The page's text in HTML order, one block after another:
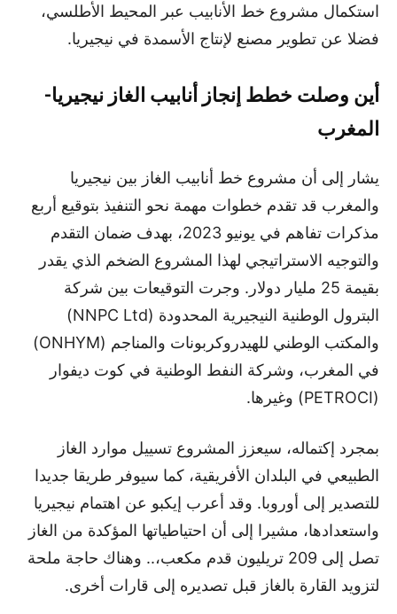
استكمال مشروع خط الأنابيب عبر المحيط الأطلسي،
فضلا عن تطوير مصنع لإنتاج الأسمدة في نيجيريا.
أين وصلت خطط إنجاز أنابيب الغاز نيجيريا-
المغرب
يشار إلى أن مشروع خط أنابيب الغاز بين نيجيريا
والمغرب قد تقدم خطوات مهمة نحو التنفيذ بتوقيع أربع
مذكرات تفاهم في يونيو 2023، بهدف ضمان التقدم
والتوجيه الاستراتيجي لهذا المشروع الضخم الذي يقدر
بقيمة 25 مليار دولار. وجرت التوقيعات بين شركة
البترول الوطنية النيجيرية المحدودة (NNPC Ltd)
والمكتب الوطني للهيدروكربونات والمناجم (ONHYM)
في المغرب، وشركة النفط الوطنية في كوت ديفوار
(PETROCI) وغيرها.
بمجرد إكتماله، سيعزز المشروع تسييل موارد الغاز
الطبيعي في البلدان الأفريقية، كما سيوفر طريقا جديدا
للتصدير إلى أوروبا. وقد أعرب إيكبو عن اهتمام نيجيريا
واستعدادها، مشيرا إلى أن احتياطياتها المؤكدة من الغاز
تصل إلى 209 تريليون قدم مكعب،.. وهناك حاجة ملحة
لتزويد القارة بالغاز قبل تصديره إلى قارات أخرى.